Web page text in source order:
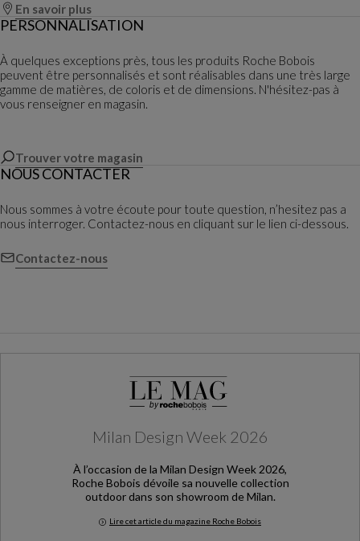
En savoir plus
PERSONNALISATION
À quelques exceptions près, tous les produits Roche Bobois
peuvent être personnalisés et sont réalisables dans une très large
gamme de matières, de coloris et de dimensions. N'hésitez-pas à
vous renseigner en magasin.
Trouver votre magasin
NOUS CONTACTER
Nous sommes à votre écoute pour toute question, n’hesitez pas a
nous interroger. Contactez-nous en cliquant sur le lien ci-dessous.
Contactez-nous
Milan Design Week 2026
À l’occasion de la Milan Design Week 2026,
Roche Bobois dévoile sa nouvelle collection
outdoor dans son showroom de Milan.
Lire cet article du magazine Roche Bobois
Milan Design Week 2026